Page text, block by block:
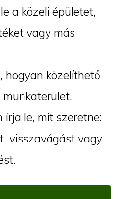
a közeli épületet,
vagy más
hogyan közelíthető
írja le, mit szeretne:
visszavágást vagy